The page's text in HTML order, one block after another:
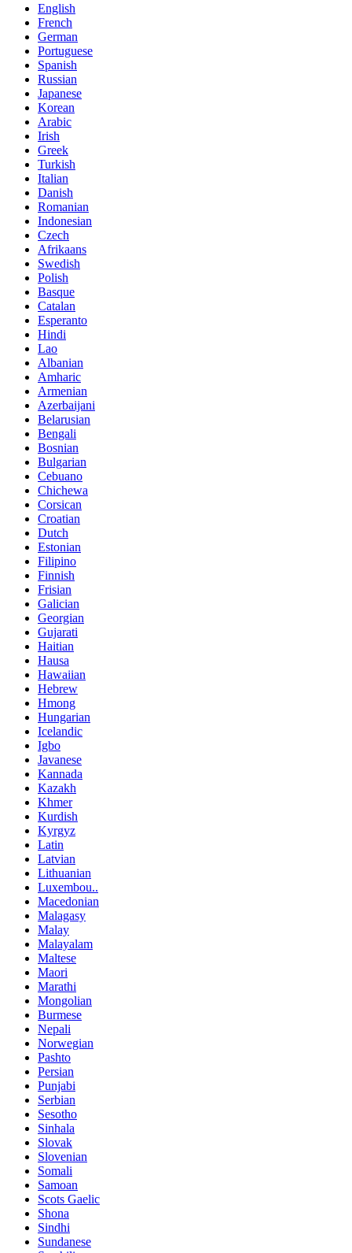
English
French
German
Portuguese
Spanish
Russian
Japanese
Korean
Arabic
Irish
Greek
Turkish
Italian
Danish
Romanian
Indonesian
Czech
Afrikaans
Swedish
Polish
Basque
Catalan
Esperanto
Hindi
Lao
Albanian
Amharic
Armenian
Azerbaijani
Belarusian
Bengali
Bosnian
Bulgarian
Cebuano
Chichewa
Corsican
Croatian
Dutch
Estonian
Filipino
Finnish
Frisian
Galician
Georgian
Gujarati
Haitian
Hausa
Hawaiian
Hebrew
Hmong
Hungarian
Icelandic
Igbo
Javanese
Kannada
Kazakh
Khmer
Kurdish
Kyrgyz
Latin
Latvian
Lithuanian
Luxembou..
Macedonian
Malagasy
Malay
Malayalam
Maltese
Maori
Marathi
Mongolian
Burmese
Nepali
Norwegian
Pashto
Persian
Punjabi
Serbian
Sesotho
Sinhala
Slovak
Slovenian
Somali
Samoan
Scots Gaelic
Shona
Sindhi
Sundanese